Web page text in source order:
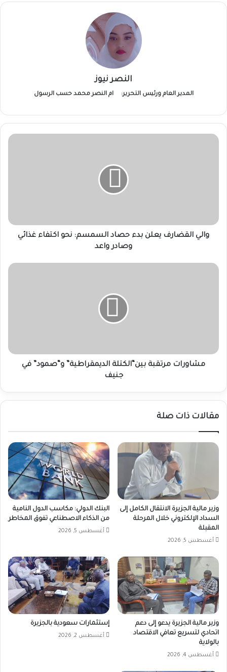
النصر نيوز
المدير العام ورئيس التحرير: ام النصر محمد حسب الرسول
والي
غذائي
وصادروالي القضارف يعلن بدء حصاد السمسم: نحو اكتفاء غذائي
وصادر واعد
مشاورات
مشاورات مرتقبة بين“الكتلة الديمقراطية” و“صمود” في
جنيف
مقالات ذات صلة
وزير مالية الجزيرة الانتقال الكامل إلى
السداد الإلكتروني خلال المرحلة
المقبلة
أغسطس 5, 2026
البنك الدولي: مكاسب الدول النامية
من الذكاء الاصطناعي تفوق المخاطر
أغسطس 5, 2026
وزير مالية الجزيرة يدعو إلى دعم
اتحادي لتسريع تعافي الاقتصاد
بالولاية
أغسطس 4, 2026
إستثمارات سعودية بالجزيرة
أغسطس 2, 2026